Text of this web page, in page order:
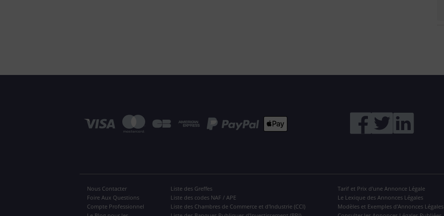
Nous Contacter
Foire Aux Questions
Compte Professionnel
Liste des Greffes
Liste des codes NAF / APE
Liste des Chambres de Commerce et d'Industrie (CCI)
Tarif et Prix d'une Annonce Légale
Le Lexique des Annonces Légales
Modèles et Exemples d'Annonces Légales